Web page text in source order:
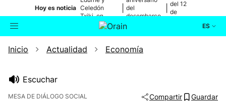
Hoy es noticia Celedón
Txiki, en
directo
del
desembarco
de Elkano
del 12
de
ES
Buscador Actualidad
Inicio Actualidad Economía
Escuchar
MESA DE DIÁLOGO SOCIAL Compartir Guardar